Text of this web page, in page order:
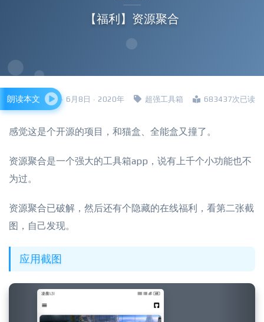
【福利】资源聚合
四哥 · 6月8日 · 2020年 超强工具箱 683437次已读
朗读本文
感觉这是个开源的项目，和猫盒、全能盒又撞了。
资源聚合是一个强大的工具箱app，说有上千个小功能也不
为过。
资源聚合已破解，然后还有个隐藏的在线福利，看第二张截
图，自己发现。
应用截图
Previous Next